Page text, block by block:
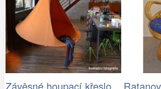
Závěsné houpací křeslo